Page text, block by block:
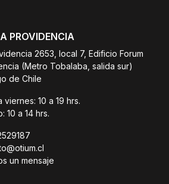
PROVIDENCIA
2653, local 7, Edificio Forum
(Metro Tobalaba, salida sur)
de Chile
viernes: 10 a 19 hrs.
10 a 14 hrs.
un mensaje